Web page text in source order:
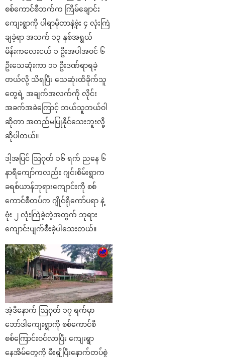
စစ်ကောင်စီဘက်က ကြိမ်ချောင်း
ကျေးရွာကို ပါရာမိုတာနဲ့ဗုံး ၄ လုံးကြဲ
ချခဲ့ရာ အသက် ၁၃ နှစ်အရွယ်
မိန်းကလေးငယ် ၁ ဦးအပါအဝင် ၆
ဦးသေဆုံးကာ ၁၁ ဦးဒဏ်ရာရခဲ့
တယ်လို့ သိရပြီး သေဆုံးထိခိုက်သူ
တွေရဲ့ အချက်အလက်ကို လိုင်း
အခက်အခဲကြောင့် ဘယ်သူဘယ်ဝါ
ဆိုတာ အတည်မပြုနိုင်သေးဘူးလို့
ဆိုပါတယ်။
ဒါ့အပြင် ဩဂုတ် ၁၆ ရက် ညနေ ၆
နာရီကျော်ကလည်း ဂျင်းစိမ်းရွာက
ခရစ်ယာန်ဘုရားကျောင်းကို စစ်
ကောင်စီတပ်က ဂျိုင်ရိုကော်ပရာ နဲ့
ဗုံး ၂ လုံးကြဲခဲ့တဲ့အတွက် ဘုရား
ကျောင်းပျက်စီးခဲ့ပါသေးတယ်။
အဲ့ဒီနောက် ဩဂုတ် ၁၇ ရက်မှာ
ဘော်ဒါကျေးရွာကို စစ်ကောင်စီ
စစ်ကြောင်းဝင်လာပြီး ကျေးရွာ
နေအိမ်တွေကို မီးရှို့ပြီးနောက်တပ်စွဲ